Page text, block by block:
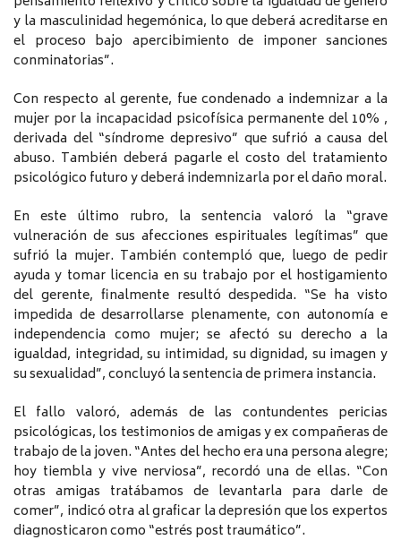
y la masculinidad hegemónica, lo que deberá acreditarse en
el proceso bajo apercibimiento de imponer sanciones
conminatorias”.
Con respecto al gerente, fue condenado a indemnizar a la
mujer por la incapacidad psicofísica permanente del 10% ,
derivada del “síndrome depresivo” que sufrió a causa del
abuso. También deberá pagarle el costo del tratamiento
psicológico futuro y deberá indemnizarla por el daño moral.
En este último rubro, la sentencia valoró la “grave
vulneración de sus afecciones espirituales legítimas” que
sufrió la mujer. También contempló que, luego de pedir
ayuda y tomar licencia en su trabajo por el hostigamiento
del gerente, finalmente resultó despedida. “Se ha visto
impedida de desarrollarse plenamente, con autonomía e
independencia como mujer; se afectó su derecho a la
igualdad, integridad, su intimidad, su dignidad, su imagen y
su sexualidad”, concluyó la sentencia de primera instancia.
El fallo valoró, además de las contundentes pericias
psicológicas, los testimonios de amigas y ex compañeras de
trabajo de la joven. “Antes del hecho era una persona alegre;
hoy tiembla y vive nerviosa”, recordó una de ellas. “Con
otras amigas tratábamos de levantarla para darle de
comer”, indicó otra al graficar la depresión que los expertos
diagnosticaron como “estrés post traumático”.